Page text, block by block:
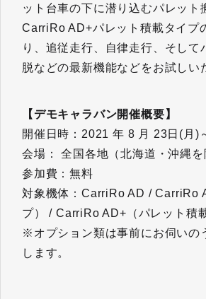
ット台車の下に潜り込むパレット
CarriRo AD+パレット積載タイプ
り、追従走行、自律走行、そして
脱などの最新機能などをお試しい
【デモキャラバン開催概要】
開催日時：2021 年 8 月 23日(月)
会場： 全国各地（北海道・沖縄を
参加費：無料
対象機体：CarriRo AD / CarriRo
プ） / CarriRo AD+（パレット積
※オプション類は事前にお伺いの
します。